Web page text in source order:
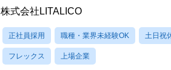
株式会社LITALICO
正社員採用 職種・業界未経験OK 土日祝
フレックス 上場企業